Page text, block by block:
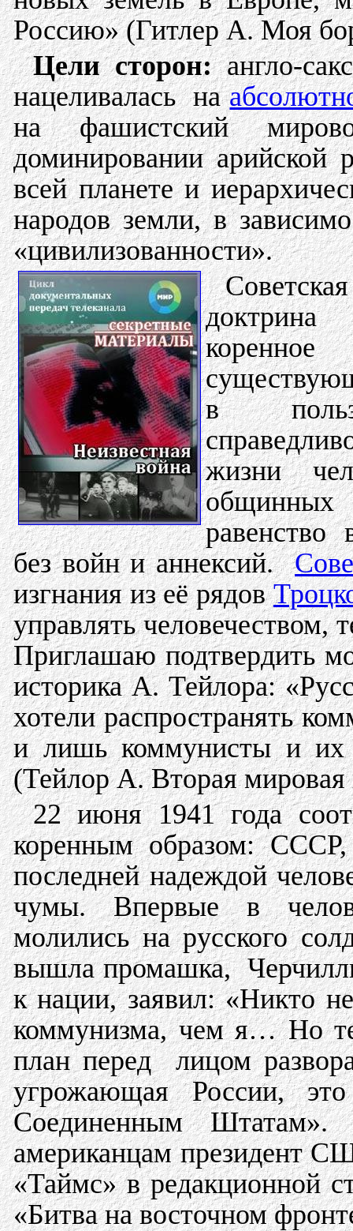
Россию» (Гитлер А. Моя
Цели сторон:англо-
нацеливалась на
на фашистский
доминировании арийской
всей планете и
народов земли, в
«цивилизованности».
доктрина
в
жизни
равенство
без войн и аннексий.
изгнания из её рядов
управлять человечеством,
Приглашаю подтвердить
историка А. Тейлора:
хотели распространять
и лишь коммунисты и их
(Тейлор А. Вторая
22 июня 1941 года
коренным образом: СССР,
последней надеждой
чумы. Впервые в
молились на русского
вышла промашка,
к нации, заявил: «Никто
коммунизма, чем я… Но
план перед лицом
угрожающая России,
Соединенным
американцам президент
«Таймс» в редакционной
«Битва на восточном